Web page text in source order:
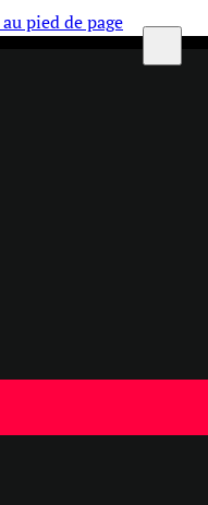
pied de page